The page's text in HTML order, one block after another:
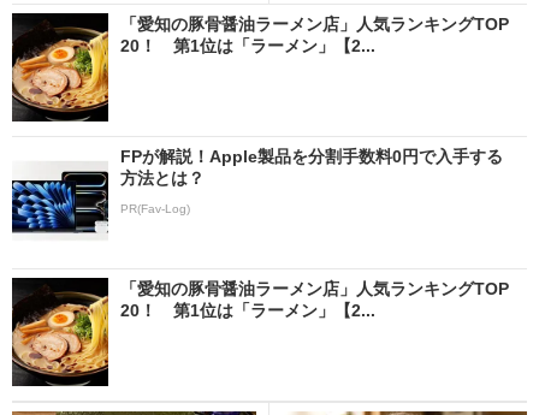
「愛知の豚骨醤油ラーメン店」人気ランキングTOP
20！ 第1位は「ラーメン」【2...
FPが解説！Apple製品を分割手数料0円で入手する
方法とは？
PR(Fav-Log)
「愛知の豚骨醤油ラーメン店」人気ランキングTOP
20！ 第1位は「ラーメン」【2...